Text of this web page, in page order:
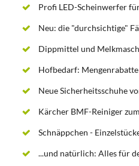
Profi LED-Scheinwerfer
Neu: die "durchsichtige"
Dippmittel und
Hofbedarf: Mengenrabatte
Neue Sicherheitsschuhe
Kärcher BMF-Reiniger
Schnäppchen -
...und natürlich: Alles für